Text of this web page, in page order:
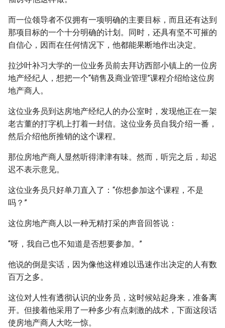
而一位领导者不仅拥有一项明确的主要目标，而且还有达到
那项目标的一个十分明确的计划。同时，还具有坚不可摧的
自信心，因而在任何情况下，他都能果断地作出决定。
拉沙叶补习大学的一位业务员前去拜访西部小镇上的一位房
地产经纪人，想把一个“销售及商业管理”课程介绍给这位房
地产商人。
这位业务员到达房地产经纪人的办公室时，发现他正在一架
老古董的打字机上打着一封信。这位业务员自我介绍一番，
然后介绍他所推销的这个课程。
那位房地产商人显然听得津津有味。然而，听完之后，却迟
迟不表示意见。
这位业务员只好单刀直入了：“你想参加这个课程，不是
吗？”
这位房地产商人以一种无精打采的声音回答说：
“呀，我自己也不知道是否想要参加。”
他说的倒是实话，因为像他这样难以迅速作出决定的人有数
百万之多。
这位对人性有透彻认识的业务员，这时候站起身来，准备离
开。但接着他采用了一种多少有点刺激的战术，下面这段话
使房地产商人大吃一惊。